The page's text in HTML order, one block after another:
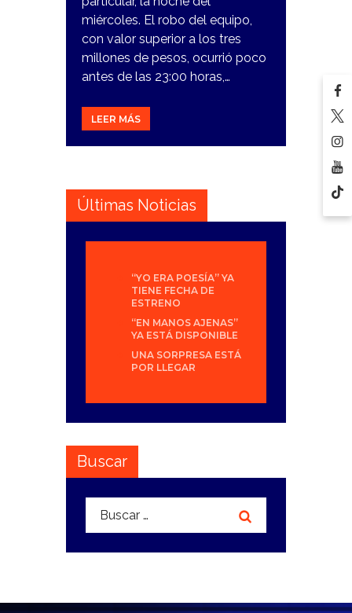
miércoles. El robo del equipo,
con valor superior a los tres
millones de pesos, ocurrió poco
antes de las 23:00 horas,…
LEER MÁS
Últimas Noticias
“YO ERA POESÍA” YA
TIENE FECHA DE
ESTRENO
“EN MANOS AJENAS”
YA ESTÁ DISPONIBLE
UNA SORPRESA ESTÁ
POR LLEGAR
Buscar
Buscar: